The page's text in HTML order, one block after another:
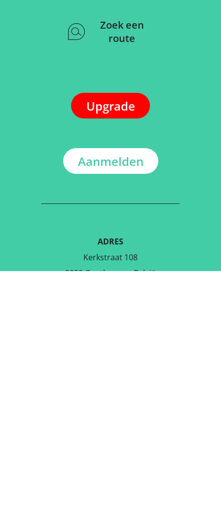
Zoek een
route
Upgrade
Aanmelden
ADRES
Kerkstraat 108
9050 Gentbrugge, België